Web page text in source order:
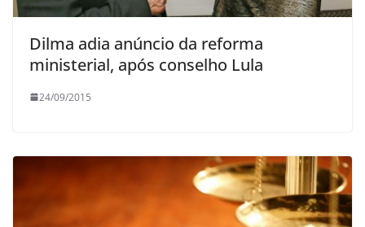
Dilma adia anúncio da reforma
ministerial, após conselho Lula
24/09/2015